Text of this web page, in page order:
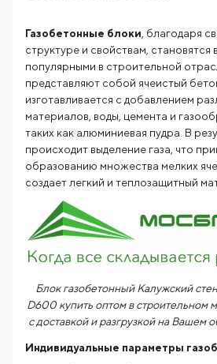
Газобетонные блоки , благодаря
структуре и свойствам, становятся
популярными в строительной
представляют собой ячеистый
изготавливается с добавлением
материалов, воды, цемента и
таких как алюминиевая пудра. В
происходит выделение газа, что
образованию множества мелких
создает легкий и теплозащитный
Блок газобетонный Калужский
D600 купить оптом в
с доставкой и разгрузкой на Вашем
Индивидуальные параметры